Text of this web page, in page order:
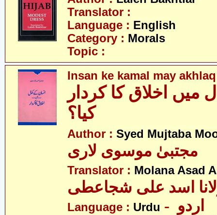
Translator :
Language : English
Category : Morals
Topic :
Insan ke kamal may
میں اخلاق کا کردار
کیا؟
Author : Syed Mujtaba
مجتبیٰ موسوی لاری
Translator : Molana Asad
Language : Urdu